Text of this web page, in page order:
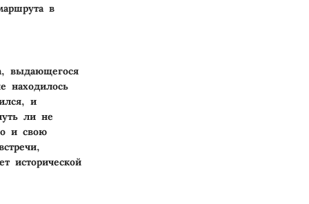
в
выдающегося
находилось
и
ли не
и свою
исторической